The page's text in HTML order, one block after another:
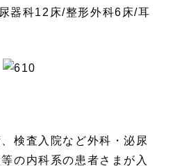
器科12床/整形外科6床/耳
検査入院など外科・泌尿
の内科系の患者さまが入